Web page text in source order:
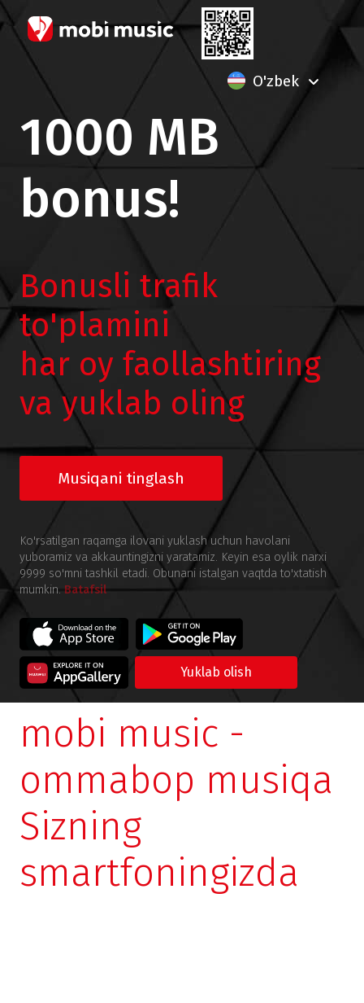
O'zbek
1000 MB
bonus!
Bonusli trafik
to'plamini
har oy faollashtiring
va yuklab oling
Musiqani tinglash
Ko'rsatilgan raqamga ilovani yuklash uchun havolani
yuboramiz va akkauntingizni yaratamiz. Keyin esa oylik narxi
9999 so'mni tashkil etadi. Obunani istalgan vaqtda to'xtatish
mumkin. Batafsil
Yuklab olish
mobi music -
ommabop musiqa
Sizning
smartfoningizda